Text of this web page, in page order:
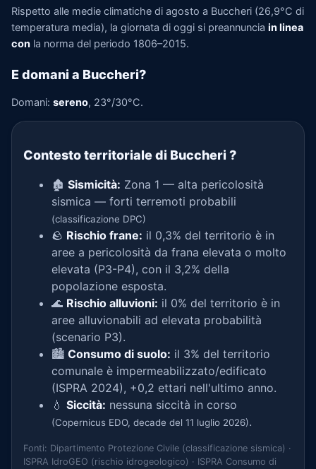
Rispetto alle medie climatiche di agosto a Buccheri (26,9°C di
temperatura media), la giornata di oggi si preannuncia in linea
con la norma del periodo 1806–2015.
E domani a Buccheri?
Domani: sereno, 23°/30°C.
Contesto territoriale di Buccheri ?
🏚️ Sismicità: Zona 1 — alta pericolosità
sismica — forti terremoti probabili
(classificazione DPC)
🪨 Rischio frane: il 0,3% del territorio è in
aree a pericolosità da frana elevata o molto
elevata (P3-P4), con il 3,2% della
popolazione esposta.
🌊 Rischio alluvioni: il 0% del territorio è in
aree alluvionabili ad elevata probabilità
(scenario P3).
🏙️ Consumo di suolo: il 3% del territorio
comunale è impermeabilizzato/edificato
(ISPRA 2024), +0,2 ettari nell'ultimo anno.
💧 Siccità: nessuna siccità in corso
(Copernicus EDO, decade del 11 luglio 2026).
Fonti: Dipartimento Protezione Civile (classificazione sismica) ·
ISPRA IdroGEO (rischio idrogeologico) · ISPRA Consumo di